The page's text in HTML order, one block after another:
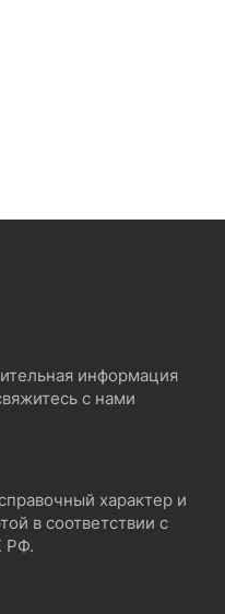
информация
с нами
характер и
в соответствии с
РФ.